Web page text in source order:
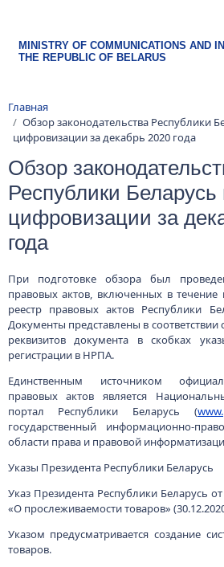
реестр правовых актов Республики
Документы представлены в
Единственным источником
правовых актов является
государственный информационно-
области права и правовой
Указы Президента Республики Беларусь
Указ Президента Республики Беларусь
«О прослеживаемости товаров»
Указом предусматривается создание
товаров.
Правовым актом утверждено
системы прослеживаемости товаров
оператор соответствующего
Министерство по налогам и сборам.
Постановления Правительства
Постановление Совета Министров
декабря 2020 г. № 727 «О мерах по
Беларусь от 29 июня 2020 г. № 33-З
из нотариальных архивов
внесения сведений в единую
нотариальных действий и
сведений, а также о порядке
сведений.